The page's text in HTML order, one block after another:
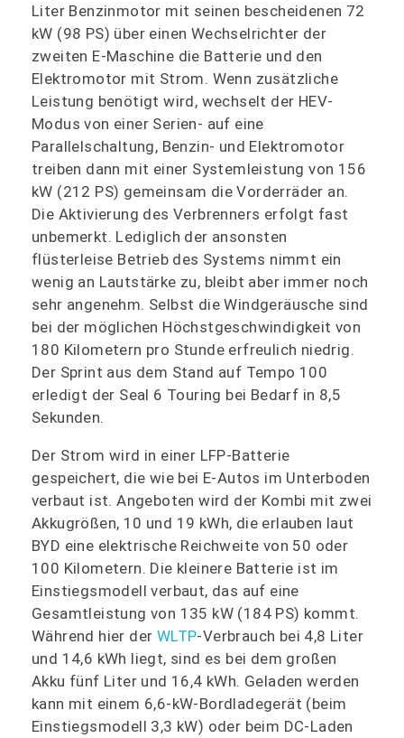
Liter Benzinmotor mit seinen bescheidenen 72
kW (98 PS) über einen Wechselrichter der
zweiten E-Maschine die Batterie und den
Elektromotor mit Strom. Wenn zusätzliche
Leistung benötigt wird, wechselt der HEV-
Modus von einer Serien- auf eine
Parallelschaltung, Benzin- und Elektromotor
treiben dann mit einer Systemleistung von 156
kW (212 PS) gemeinsam die Vorderräder an.
Die Aktivierung des Verbrenners erfolgt fast
unbemerkt. Lediglich der ansonsten
flüsterleise Betrieb des Systems nimmt ein
wenig an Lautstärke zu, bleibt aber immer noch
sehr angenehm. Selbst die Windgeräusche sind
bei der möglichen Höchstgeschwindigkeit von
180 Kilometern pro Stunde erfreulich niedrig.
Der Sprint aus dem Stand auf Tempo 100
erledigt der Seal 6 Touring bei Bedarf in 8,5
Sekunden.
Der Strom wird in einer LFP-Batterie
gespeichert, die wie bei E-Autos im Unterboden
verbaut ist. Angeboten wird der Kombi mit zwei
Akkugrößen, 10 und 19 kWh, die erlauben laut
BYD eine elektrische Reichweite von 50 oder
100 Kilometern. Die kleinere Batterie ist im
Einstiegsmodell verbaut, das auf eine
Gesamtleistung von 135 kW (184 PS) kommt.
Während hier der WLTP-Verbrauch bei 4,8 Liter
und 14,6 kWh liegt, sind es bei dem großen
Akku fünf Liter und 16,4 kWh. Geladen werden
kann mit einem 6,6-kW-Bordladegerät (beim
Einstiegsmodell 3,3 kW) oder beim DC-Laden